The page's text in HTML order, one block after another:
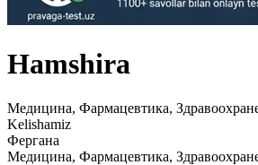
Hamshira
Медицина, Фармацевтика,
Kelishamiz
Фергана
Медицина, Фармацевтика,